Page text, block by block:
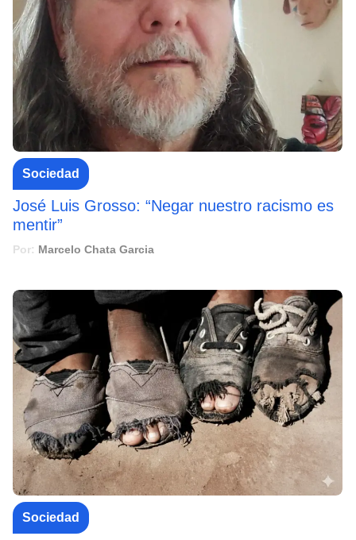
Sociedad
José Luis Grosso: “Negar nuestro racismo es
mentir”
Por: Marcelo Chata Garcia
Sociedad